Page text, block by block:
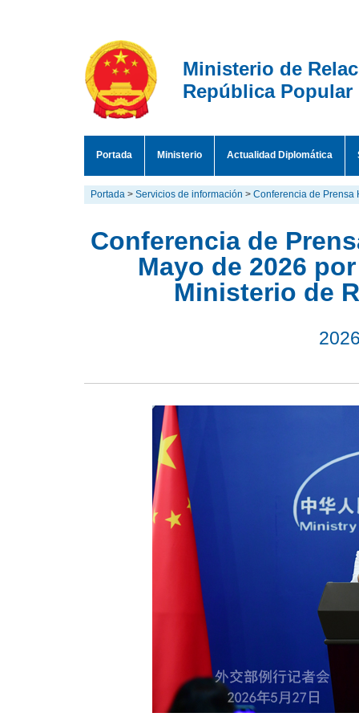
Ministerio de
República Popular
Portada Ministerio Actualidad Diplomática
Portada > Servicios de información > Conferencia de Prensa
Conferencia de
Mayo de 2026
Ministerio de